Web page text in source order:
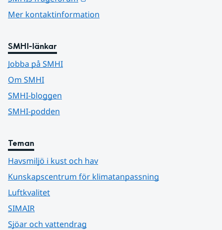
Mer kontaktinformation
SMHI-länkar
Jobba på SMHI
Om SMHI
SMHI-bloggen
SMHI-podden
Teman
Havsmiljö i kust och hav
Kunskapscentrum för klimatanpassning
Luftkvalitet
SIMAIR
Sjöar och vattendrag